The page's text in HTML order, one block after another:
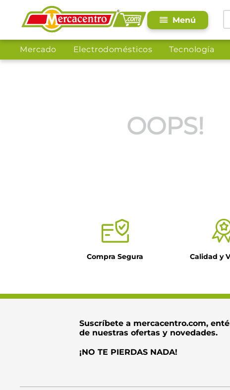
Mercado Electrodomésticos Tecnología
OOPS!
Compra Segura Calidad y
Suscríbete a mercacentro.com,
de nuestras ofertas y novedades.
¡NO TE PIERDAS NADA!